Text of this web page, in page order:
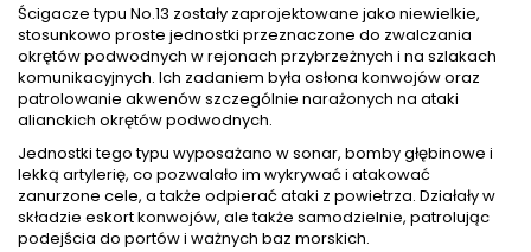
Ścigacze typu No.13 zostały zaprojektowane jako niewielkie,
stosunkowo proste jednostki przeznaczone do zwalczania
okrętów podwodnych w rejonach przybrzeżnych i na szlakach
komunikacyjnych. Ich zadaniem była osłona konwojów oraz
patrolowanie akwenów szczególnie narażonych na ataki
alianckich okrętów podwodnych.
Jednostki tego typu wyposażano w sonar, bomby głębinowe i
lekką artylerię, co pozwalało im wykrywać i atakować
zanurzone cele, a także odpierać ataki z powietrza. Działały w
składzie eskort konwojów, ale także samodzielnie, patrolując
podejścia do portów i ważnych baz morskich.